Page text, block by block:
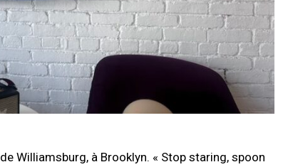
Williamsburg, à Brooklyn. « Stop staring, spoon